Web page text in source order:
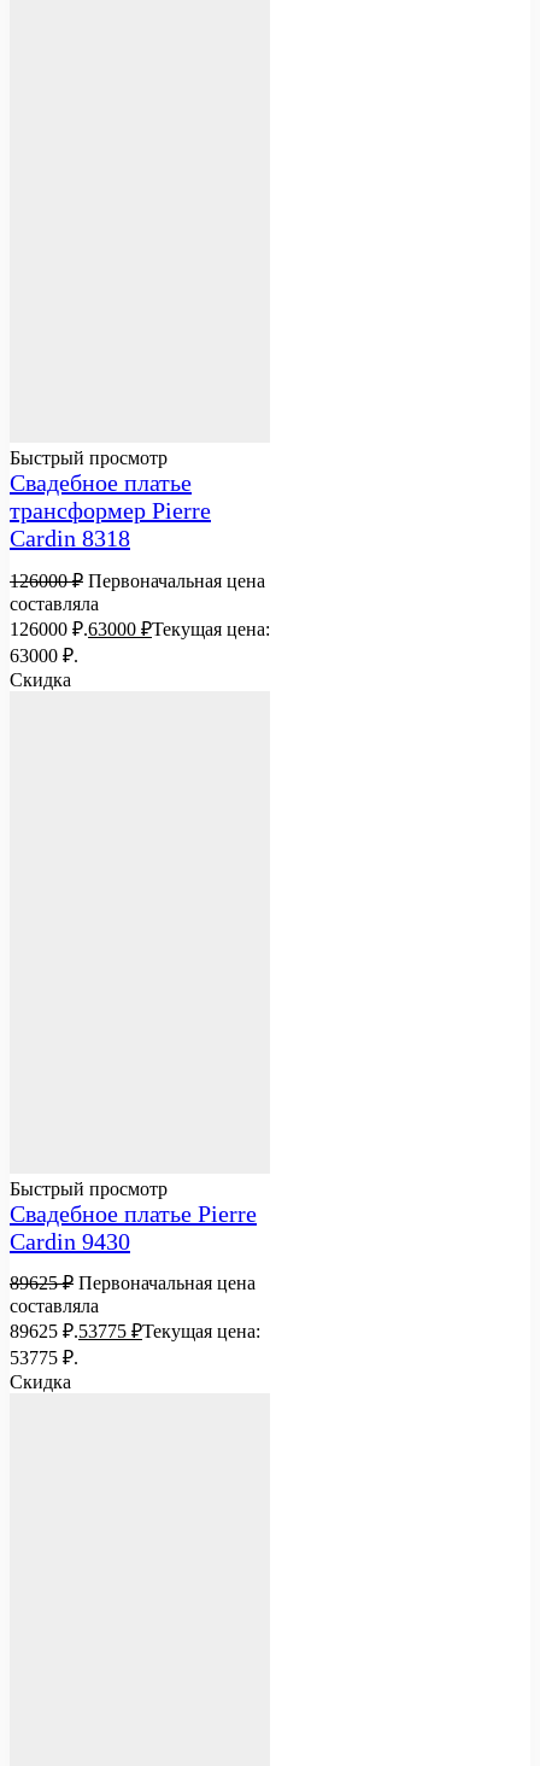
Быстрый просмотр
Свадебное платье
трансформер Pierre
Cardin 8318
126000₽ Первоначальная цена
составляла
126000 ₽.63000 ₽Текущая цена:
63000 ₽.
Скидка
Быстрый просмотр
Свадебное платье Pierre
Cardin 9430
89625₽ Первоначальная цена
составляла
89625 ₽.53775 ₽Текущая цена:
53775 ₽.
Скидка